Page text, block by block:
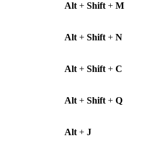
Alt + Shift + M
Alt + Shift + N
Alt + Shift + C
Alt + Shift + Q
Alt + J